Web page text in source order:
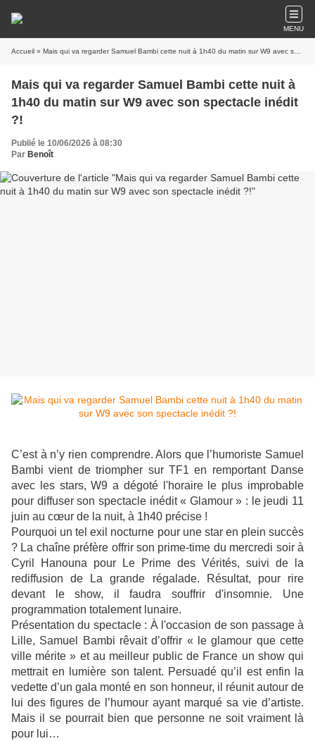
MENU
Accueil » Mais qui va regarder Samuel Bambi cette nuit à 1h40 du matin sur W9 avec son spectacle inédit ?!
Mais qui va regarder Samuel Bambi cette nuit à
1h40 du matin sur W9 avec son spectacle inédit
?!
Publié le 10/06/2026 à 08:30
Par Benoît
C’est à n’y rien comprendre. Alors que l’humoriste Samuel
Bambi vient de triompher sur TF1 en remportant Danse
avec les stars, W9 a dégoté l'horaire le plus improbable
pour diffuser son spectacle inédit « Glamour » : le jeudi 11
juin au cœur de la nuit, à 1h40 précise !
Pourquoi un tel exil nocturne pour une star en plein succès
? La chaîne préfère offrir son prime-time du mercredi soir à
Cyril Hanouna pour Le Prime des Vérités, suivi de la
rediffusion de La grande régalade. Résultat, pour rire
devant le show, il faudra souffrir d'insomnie. Une
programmation totalement lunaire.
Présentation du spectacle : À l'occasion de son passage à
Lille, Samuel Bambi rêvait d’offrir « le glamour que cette
ville mérite » et au meilleur public de France un show qui
mettrait en lumière son talent. Persuadé qu’il est enfin la
vedette d’un gala monté en son honneur, il réunit autour de
lui des figures de l’humour ayant marqué sa vie d’artiste.
Mais il se pourrait bien que personne ne soit vraiment là
pour lui…